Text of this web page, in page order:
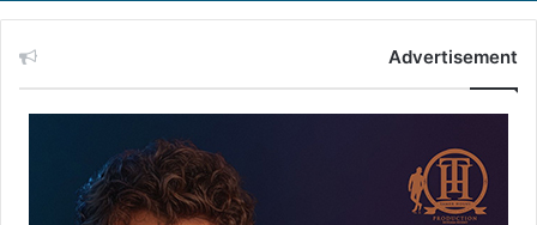
Advertisement